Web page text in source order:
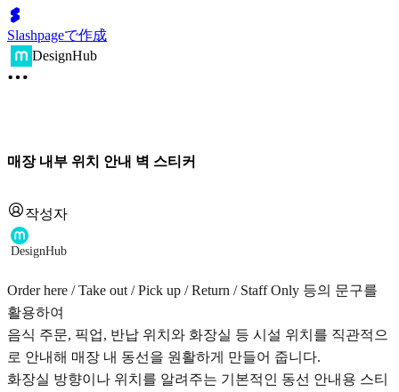
Slashpageで作成
DesignHub
매장 내부 위치 안내 벽 스티커
작성자
DesignHub
Order here / Take out / Pick up / Return / Staff Only 등의 문구를
활용하여
음식 주문, 픽업, 반납 위치와 화장실 등 시설 위치를 직관적으
로 안내해 매장 내 동선을 원활하게 만들어 줍니다.
화장실 방향이나 위치를 알려주는 기본적인 동선 안내용 스티